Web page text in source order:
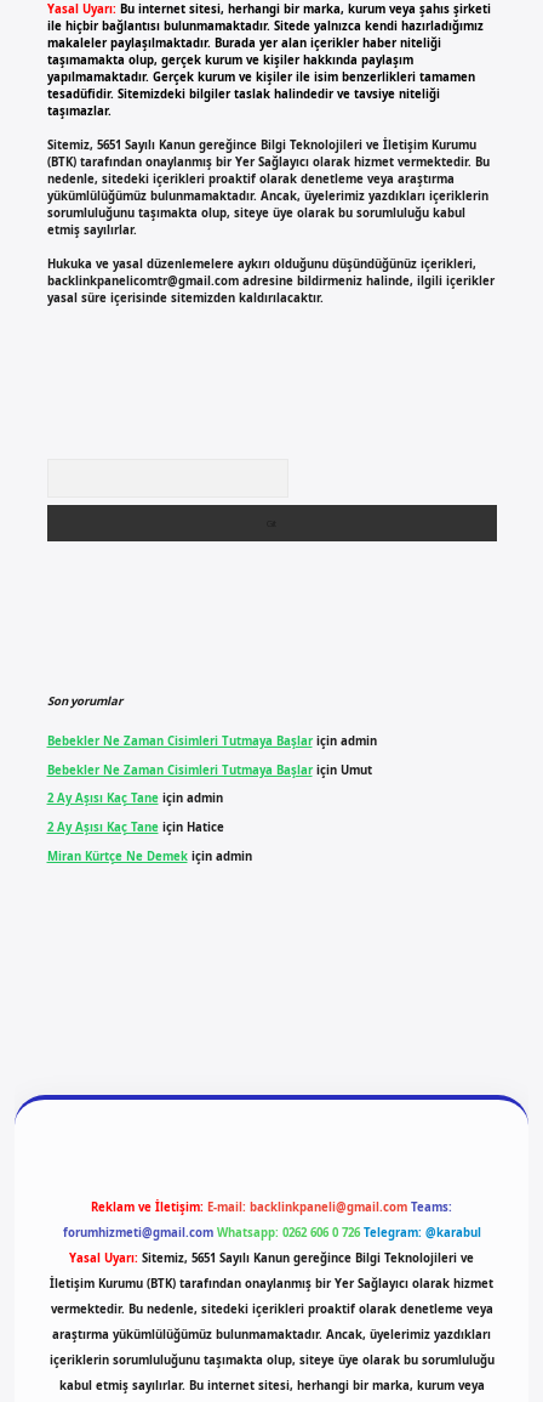
Yasal Uyarı: Bu internet sitesi, herhangi bir marka, kurum veya şahıs şirketi
ile hiçbir bağlantısı bulunmamaktadır. Sitede yalnızca kendi hazırladığımız
makaleler paylaşılmaktadır. Burada yer alan içerikler haber niteliği
taşımamakta olup, gerçek kurum ve kişiler hakkında paylaşım
yapılmamaktadır. Gerçek kurum ve kişiler ile isim benzerlikleri tamamen
tesadüfidir. Sitemizdeki bilgiler taslak halindedir ve tavsiye niteliği
taşımazlar.
Sitemiz, 5651 Sayılı Kanun gereğince Bilgi Teknolojileri ve İletişim Kurumu
(BTK) tarafından onaylanmış bir Yer Sağlayıcı olarak hizmet vermektedir. Bu
nedenle, sitedeki içerikleri proaktif olarak denetleme veya araştırma
yükümlülüğümüz bulunmamaktadır. Ancak, üyelerimiz yazdıkları içeriklerin
sorumluluğunu taşımakta olup, siteye üye olarak bu sorumluluğu kabul
etmiş sayılırlar.
Hukuka ve yasal düzenlemelere aykırı olduğunu düşündüğünüz içerikleri,
backlinkpanelicomtr@gmail.comadresine bildirmeniz halinde, ilgili içerikler
yasal süre içerisinde sitemizden kaldırılacaktır.
Son yorumlar
Bebekler Ne Zaman Cisimleri Tutmaya Başlariçin admin
Bebekler Ne Zaman Cisimleri Tutmaya Başlariçin Umut
2 Ay Aşısı Kaç Taneiçin admin
2 Ay Aşısı Kaç Taneiçin Hatice
Miran Kürtçe Ne Demekiçin admin
Reklam ve İletişim: E-mail: backlinkpaneli@gmail.com Teams:
forumhizmeti@gmail.com Whatsapp: 0262 606 0 726 Telegram: @karabul
Yasal Uyarı: Sitemiz, 5651 Sayılı Kanun gereğince Bilgi Teknolojileri ve
İletişim Kurumu (BTK) tarafından onaylanmış bir Yer Sağlayıcı olarak hizmet
vermektedir. Bu nedenle, sitedeki içerikleri proaktif olarak denetleme veya
araştırma yükümlülüğümüz bulunmamaktadır. Ancak, üyelerimiz yazdıkları
içeriklerin sorumluluğunu taşımakta olup, siteye üye olarak bu sorumluluğu
kabul etmiş sayılırlar. Bu internet sitesi, herhangi bir marka, kurum veya